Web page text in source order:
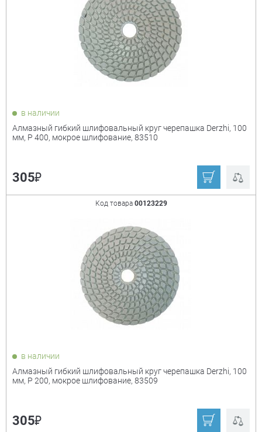
в наличии
Алмазный гибкий шлифовальный круг черепашка Derzhi, 100
мм, P 400, мокрое шлифование, 83510
305₽
Код товара 00123229
в наличии
Алмазный гибкий шлифовальный круг черепашка Derzhi, 100
мм, P 200, мокрое шлифование, 83509
305₽